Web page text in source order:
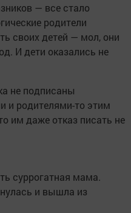
— все стало
родители
своих детей — мол, они
И дети оказались не
не подписаны
и родителями-то этим
им даже отказ писать не
суррогатная мама.
и вышла из